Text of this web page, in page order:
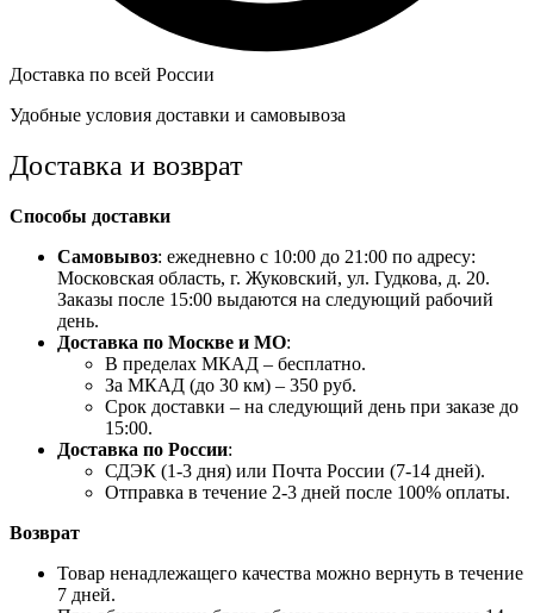
Доставка по всей России
Удобные условия доставки и самовывоза
Доставка и возврат
Способы доставки
Самовывоз: ежедневно с 10:00 до 21:00 по адресу:
Московская область, г. Жуковский, ул. Гудкова, д. 20.
Заказы после 15:00 выдаются на следующий рабочий
день.
Доставка по Москве и МО:
В пределах МКАД – бесплатно.
За МКАД (до 30 км) – 350 руб.
Срок доставки – на следующий день при заказе до
15:00.
Доставка по России:
СДЭК (1-3 дня) или Почта России (7-14 дней).
Отправка в течение 2-3 дней после 100% оплаты.
Возврат
Товар ненадлежащего качества можно вернуть в течение
7 дней.